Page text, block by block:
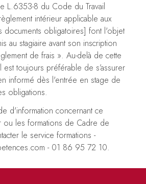
L.6353-8 du Code du Travail
intérieur applicable aux
documents obligatoires] font l'objet
au stagiaire avant son inscription
de frais ». Au-delà de cette
toujours préférable de s’assurer
informé dès l'entrée en stage de
obligations.
d'information concernant ce
ou les formations de Cadre de
le service formations -
- 01 86 95 72 10.